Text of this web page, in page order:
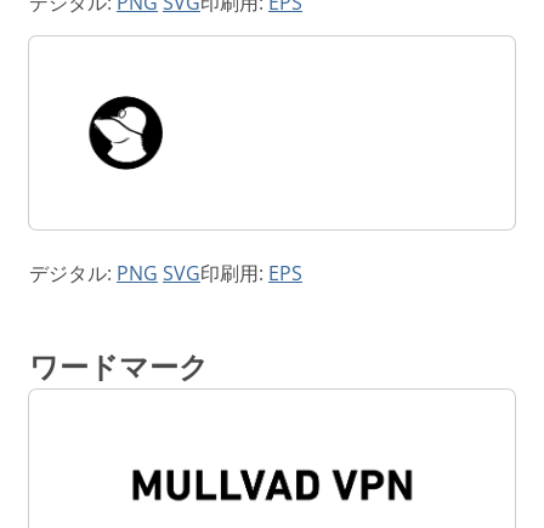
デジタル: PNG SVG印刷用: EPS
ワードマーク